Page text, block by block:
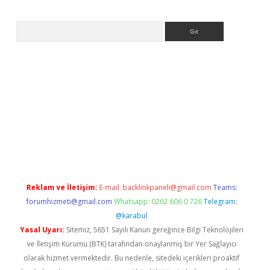
Reklam ve İletişim: E-mail: backlinkpaneli@gmail.com Teams:
forumhizmeti@gmail.com Whatsapp: 0262 606 0 726 Telegram:
@karabul
Yasal Uyarı: Sitemiz, 5651 Sayılı Kanun gereğince Bilgi Teknolojileri
ve İletişim Kurumu (BTK) tarafından onaylanmış bir Yer Sağlayıcı
olarak hizmet vermektedir. Bu nedenle, sitedeki içerikleri proaktif